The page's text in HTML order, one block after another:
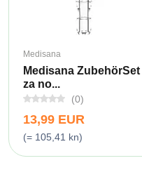
Medisana
Medisana
za no...
(0)
13,99 EUR
(= 105,41 kn)